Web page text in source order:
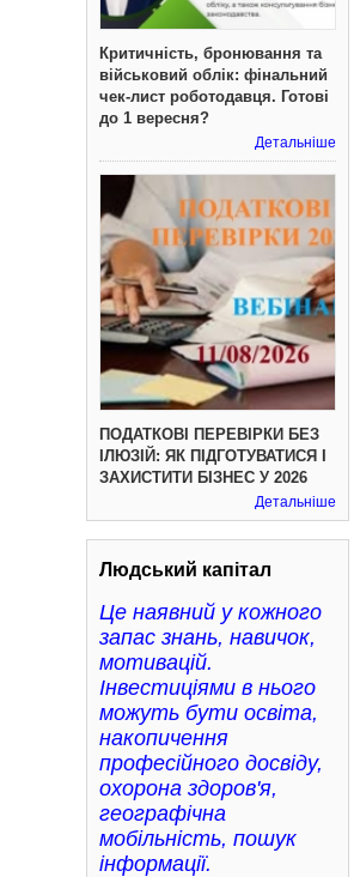
Критичність, бронювання та
військовий облік: фінальний
чек-лист роботодавця. Готові
до 1 вересня?
Детальніше
ПОДАТКОВІ ПЕРЕВІРКИ БЕЗ
ІЛЮЗІЙ: ЯК ПІДГОТУВАТИСЯ І
ЗАХИСТИТИ БІЗНЕС У 2026
Детальніше
Людський капітал
Це наявний у кожного
запас знань, навичок,
мотивацій.
Інвестиціями в нього
можуть бути освіта,
накопичення
професійного досвіду,
охорона здоров'я,
географічна
мобільність, пошук
інформації.